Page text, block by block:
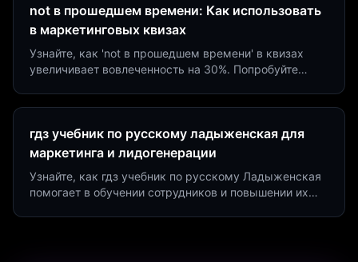
not в прошедшем времени: Как использовать
в маркетинговых квизах
Узнайте, как 'not в прошедшем времени' в квизах
увеличивает вовлеченность на 30%. Попробуйте
гдз учебник по русскому ладыженская для
маркетинга и лидогенерации
Узнайте, как гдз учебник по русскому Ладыженская
помогает в обучении сотрудников и повышении их